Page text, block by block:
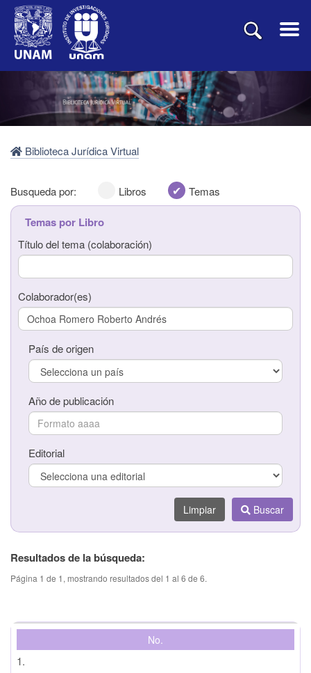
Biblioteca Jurídica Virtual
Busqueda por: Libros Temas
Título del libro
Autor(es)
País de origen
Año de publicación
Editorial
Limpiar Buscar
Temas por Libro
Título del tema (colaboración)
Colaborador(es)
País de origen
Año de publicación
Editorial
Limpiar Buscar
Resultados de la búsqueda:
Página 1 de 1, mostrando resultados del 1 al 6 de 6.
No.
1.